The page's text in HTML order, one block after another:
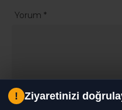
Yorum *
Ad*
! Ziyaretinizi